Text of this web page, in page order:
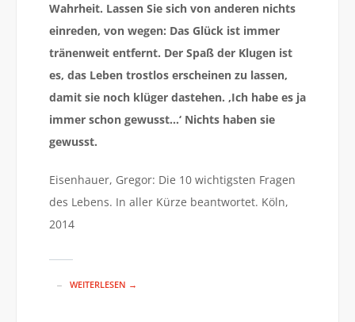
Wahrheit. Lassen Sie sich von anderen nichts
einreden, von wegen: Das Glück ist immer
tränenweit entfernt. Der Spaß der Klugen ist
es, das Leben trostlos erscheinen zu lassen,
damit sie noch klüger dastehen. ‚Ich habe es ja
immer schon gewusst…‘ Nichts haben sie
gewusst.
Eisenhauer, Gregor: Die 10 wichtigsten Fragen
des Lebens. In aller Kürze beantwortet. Köln,
2014
WEITERLESEN →